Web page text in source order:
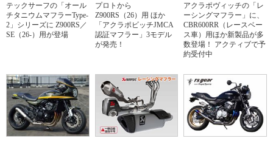
テックサーフの「オール
チタニウムマフラーType-
2」シリーズに Z900RS／
SE（26-）用が登場
プロトから
Z900RS（26）用 ほか
「アクラポビッチJMCA
認証マフラー」3モデル
が発売！
アクラポヴィッチの「レ
ーシングマフラー」に、
CBR600RR（レースベー
ス車）用ほか新製品が多
数登場！ アクティブで予
約受付中